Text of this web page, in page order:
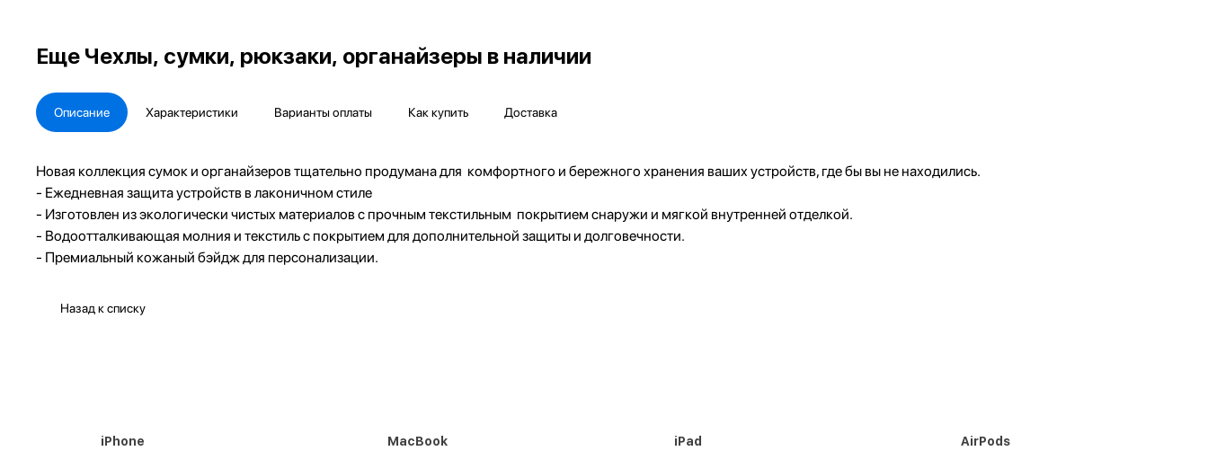
Еще Чехлы, сумки, рюкзаки, органайзеры в наличии
Описание Характеристики Варианты оплаты Как купить Доставка
Новая коллекция сумок и органайзеров тщательно продумана для комфортного и бережного хранения ваших устройств, где бы вы не находились.
- Ежедневная защита устройств в лаконичном стиле
- Изготовлен из экологически чистых материалов с прочным текстильным покрытием снаружи и мягкой внутренней отделкой.
- Водоотталкивающая молния и текстиль с покрытием для дополнительной защиты и долговечности.
- Премиальный кожаный бэйдж для персонализации.
Назад к списку
iPhone
MacBook
iPad
AirPods